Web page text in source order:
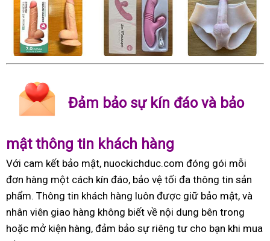
Đảm bảo sự kín đáo và bảo
mật thông tin khách hàng
Với cam kết bảo mật, nuockichduc.com đóng gói mỗi
đơn hàng một cách kín đáo, bảo vệ tối đa thông tin sản
phẩm. Thông tin khách hàng luôn được giữ bảo mật, và
nhân viên giao hàng không biết về nội dung bên trong
hoặc mở kiện hàng, đảm bảo sự riêng tư cho bạn khi mua